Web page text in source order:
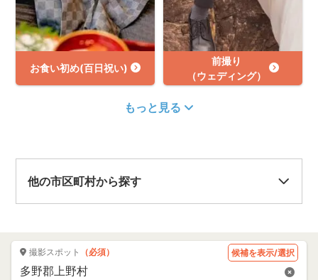
お食い初め(百日祝い)
前撮り
（ウェディング）
もっと見る
他の市区町村から探す
撮影スポット （必須） 候補を表示/選択